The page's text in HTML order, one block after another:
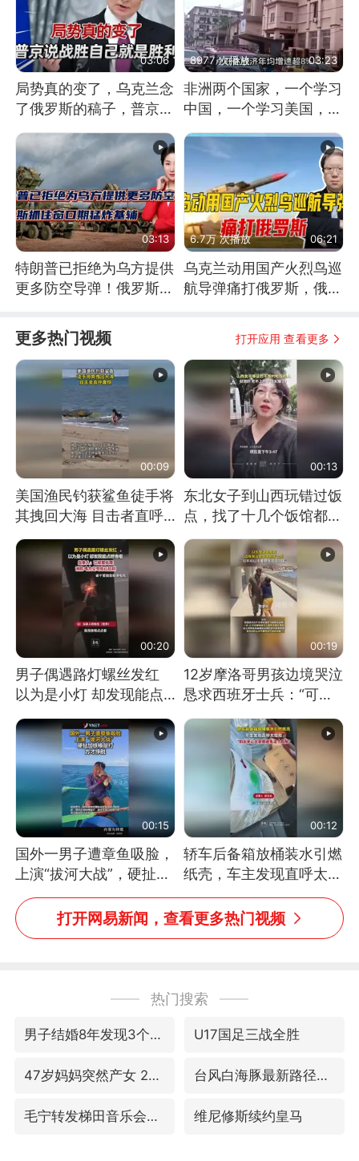
03:06
局势真的变了，乌克兰念
了俄罗斯的稿子，普京说
8977 次播放 03:23
非洲两个国家，一个学习
中国，一个学习美国，结
03:13
特朗普已拒绝为乌方提供
更多防空导弹！俄罗斯抓
6.7万 次播放 06:21
乌克兰动用国产火烈鸟巡
航导弹痛打俄罗斯，俄军
更多热门视频 打开应用 查看更多
00:09
美国渔民钓获鲨鱼徒手将
其拽回大海 目击者直呼
震惊 （视频来源：参考
消息）
00:13
东北女子到山西玩错过饭
点，找了十几个饭馆都没
开门：午休到几点
00:20
男子偶遇路灯螺丝发红
以为是小灯 却发现能点
燃香烟 当事人：已报警
处理
00:19
12岁摩洛哥男孩边境哭泣
恳求西班牙士兵：“可不
可以不要把我遣返回国”
00:15
国外一男子遭章鱼吸脸，
上演“拔河大战”，硬扯加
铁棒敲打方才挣脱
00:12
轿车后备箱放桶装水引燃
纸壳，车主发现直呼太危
险，“拍出来让大家都避
免这个危险”
打开网易新闻，查看更多热门视频
热门搜索
男子结婚8年发现3个女儿均非亲生 U17国足三战全胜
47岁妈妈突然产女 26岁女儿：很震惊 台风白海豚最新路径研判来了
毛宁转发梯田音乐会视频海外网友赞叹 维尼修斯续约皇马